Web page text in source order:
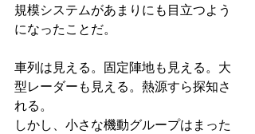
規模システムがあまりにも目立つよう
になったことだ。
車列は見える。固定陣地も見える。大
型レーダーも見える。熱源すら探知さ
れる。
しかし、小さな機動グループはまった